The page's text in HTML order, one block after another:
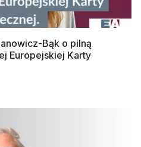
Bąk o pilną
Europejskiej Karty